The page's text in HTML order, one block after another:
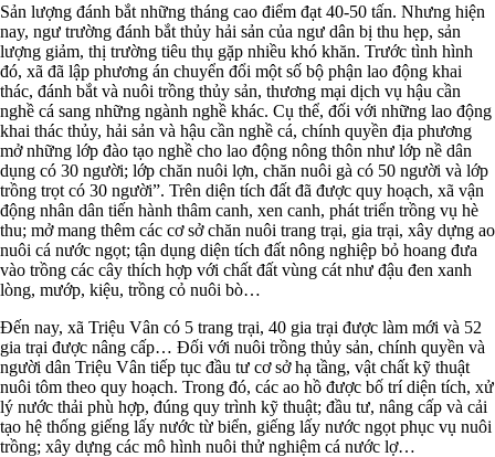
Sản lượng đánh bắt những tháng cao điểm đạt 40-50 tấn. Nhưng hiện
nay, ngư trường đánh bắt thủy hải sản của ngư dân bị thu hẹp, sản
lượng giảm, thị trường tiêu thụ gặp nhiều khó khăn. Trước tình hình
đó, xã đã lập phương án chuyển đổi một số bộ phận lao động khai
thác, đánh bắt và nuôi trồng thủy sản, thương mại dịch vụ hậu cần
nghề cá sang những ngành nghề khác. Cụ thể, đối với những lao động
khai thác thủy, hải sản và hậu cần nghề cá, chính quyền địa phương
mở những lớp đào tạo nghề cho lao động nông thôn như lớp nề dân
dụng có 30 người; lớp chăn nuôi lợn, chăn nuôi gà có 50 người và lớp
trồng trọt có 30 người”. Trên diện tích đất đã được quy hoạch, xã vận
động nhân dân tiến hành thâm canh, xen canh, phát triển trồng vụ hè
thu; mở mang thêm các cơ sở chăn nuôi trang trại, gia trại, xây dựng ao
nuôi cá nước ngọt; tận dụng diện tích đất nông nghiệp bỏ hoang đưa
vào trồng các cây thích hợp với chất đất vùng cát như đậu đen xanh
lòng, mướp, kiệu, trồng cỏ nuôi bò…
Đến nay, xã Triệu Vân có 5 trang trại, 40 gia trại được làm mới và 52
gia trại được nâng cấp… Đối với nuôi trồng thủy sản, chính quyền và
người dân Triệu Vân tiếp tục đầu tư cơ sở hạ tầng, vật chất kỹ thuật
nuôi tôm theo quy hoạch. Trong đó, các ao hồ được bố trí diện tích, xử
lý nước thải phù hợp, đúng quy trình kỹ thuật; đầu tư, nâng cấp và cải
tạo hệ thống giếng lấy nước từ biển, giếng lấy nước ngọt phục vụ nuôi
trồng; xây dựng các mô hình nuôi thử nghiệm cá nước lợ…